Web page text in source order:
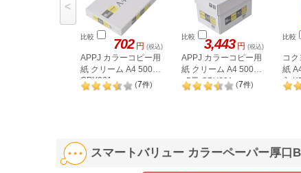
比較 702 円 (税込)
APPJ カラーコピー用
紙 クリーム A4 500枚
CPY001
(7件)
比較 3,443 円 (税込)
APPJ カラーコピー用
紙 クリーム A4 500枚
×5冊 CPY001 (7件)
比較
コク
紙
入
<
スマートバリュー カラーペーパー厚口